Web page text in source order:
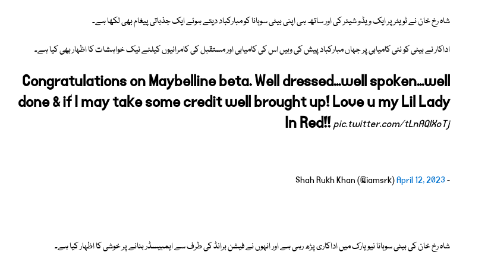
شاہ رخ خان نے ٹویٹر پر ایک ویڈو شیئر کی اور ساتھ ہی اپنی بیٹی سوہانا کو مبارکباد دیتے ہوئے ایک جذباتی پیغام بھی لکھا ہے۔
اداکار نے بیٹی کو نئی کامیابی پر جہاں مبارکباد پیش کی وہیں اس کی کامیابی اور مستقبل کی کامرانیوں کیلئے نیک خواہشات کا اظہار بھی کیا ہے۔
Congratulations on Maybelline beta. Well dressed...well spoken...well
done & if I may take some credit well brought up! Love u my Lil Lady
In Red!!pic.twitter.com/tLnAQlXoTj
- Shah Rukh Khan (@iamsrk)
April 12, 2023
شاہ رخ خان کی بیٹی سوہانا نیویارک میں اداکاری پڑھ رہی ہے اور انہوں نے فیشن برانڈ کی طرف سے ایمبیسڈر بنانے پر خوشی کا اظہار کیا ہے۔